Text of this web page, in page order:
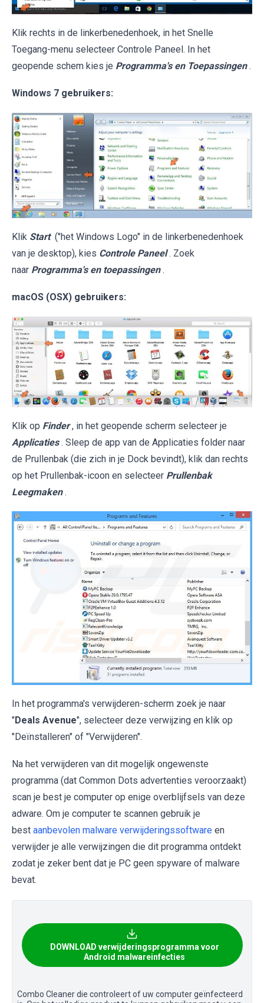
Klik rechts in de linkerbenedenhoek, in het Snelle
Toegang-menu selecteer Controle Paneel. In het
geopende schem kies je Programma's en Toepassingen .
Windows 7 gebruikers:
Klik Start ("het Windows Logo" in de linkerbenedenhoek
van je desktop), kies Controle Paneel . Zoek
naar Programma's en toepassingen .
macOS (OSX) gebruikers:
Klik op Finder , in het geopende scherm selecteer je
Applicaties . Sleep de app van de Applicaties folder naar
de Prullenbak (die zich in je Dock bevindt), klik dan rechts
op het Prullenbak-icoon en selecteer Prullenbak
Leegmaken .
In het programma's verwijderen-scherm zoek je naar
"Deals Avenue", selecteer deze verwijzing en klik op
"Deïnstalleren" of "Verwijderen".
Na het verwijderen van dit mogelijk ongewenste
programma (dat Common Dots advertenties veroorzaakt)
scan je best je computer op enige overblijfsels van deze
adware. Om je computer te scannen gebruik je
best aanbevolen malware verwijderingssoftware en
verwijder je alle verwijzingen die dit programma ontdekt
zodat je zeker bent dat je PC geen spyware of malware
bevat.
DOWNLOAD verwijderingsprogramma voor
Android malwareinfecties
Combo Cleaner die controleert of uw computer geïnfecteerd